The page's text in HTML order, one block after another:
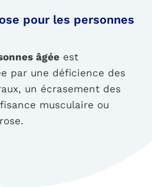
pour les personnes
âgéeest
par une déficience des
un écrasement des
musculaire ou